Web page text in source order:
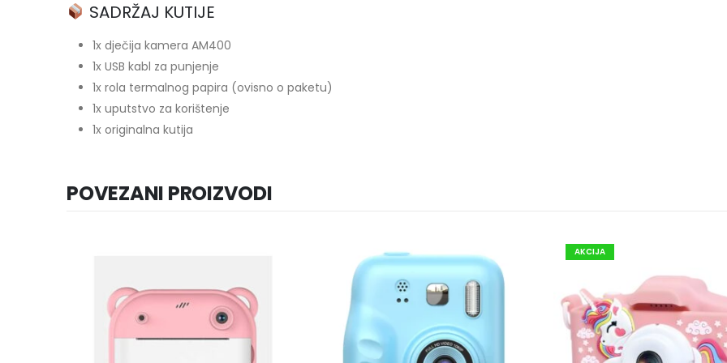
SADRŽAJ KUTIJE
1x dječija kamera AM400
1x USB kabl za punjenje
1x rola termalnog papira (ovisno o paketu)
1x uputstvo za korištenje
1x originalna kutija
POVEZANI PROIZVODI
AKCIJA